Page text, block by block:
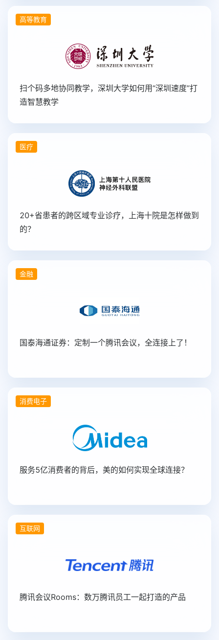
高等教育
扫个码多地协同教学，深圳大学如何用“深圳速度”打
造智慧教学
医疗
20+省患者的跨区域专业诊疗，上海十院是怎样做到
的？
金融
国泰海通证券：定制一个腾讯会议，全连接上了！
消费电子
服务5亿消费者的背后，美的如何实现全球连接？
互联网
腾讯会议Rooms：数万腾讯员工一起打造的产品